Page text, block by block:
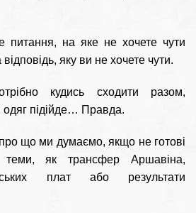
питання, на яке не хочете чути
яку ви не хочете чути.
кудись сходити разом,
підійде… Правда.
що ми думаємо, якщо не готові
теми, як трансфер Аршавіна,
плат або результати